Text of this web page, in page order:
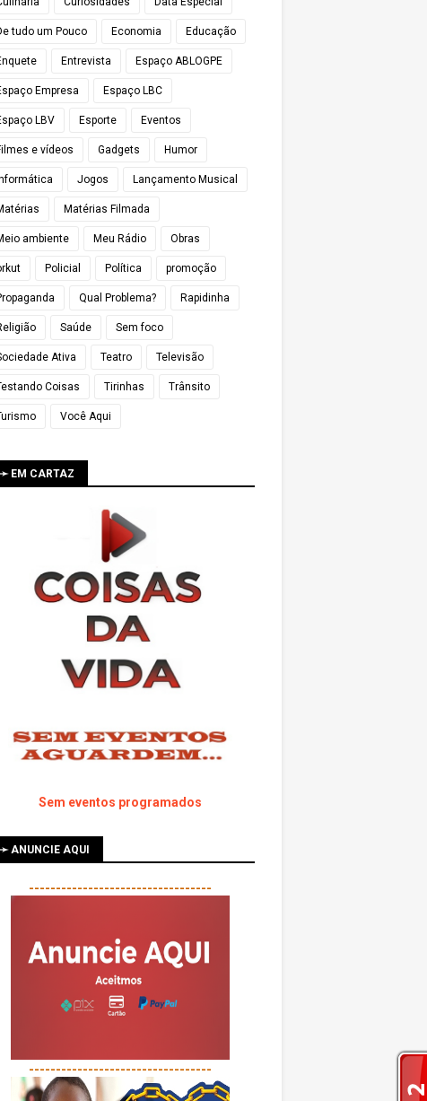
tudo um Pouco Economia Educação
Entrevista Espaço ABLOGPE
Empresa Espaço LBC
LBV Esporte Eventos
e vídeos Gadgets Humor
Jogos Lançamento Musical
Matérias Filmada
ambiente Meu Rádio Obras
Policial Política promoção
Qual Problema? Rapidinha
Saúde Sem foco
Ativa Teatro Televisão
Coisas Tirinhas Trânsito
Você Aqui
➛ EM CARTAZ
Sem eventos programados
➛ ANUNCIE AQUI
----------------------------------
----------------------------------